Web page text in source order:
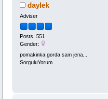
daylek
Adviser
Posts: 551
Gender:
pomakinka gorda sam jena...
SorguluYorum